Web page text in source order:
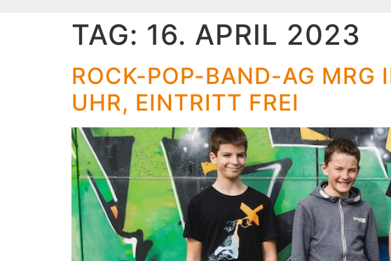
TAG: 16. APRIL 2023
ROCK-POP-BAND-AG MRG
UHR, EINTRITT FREI